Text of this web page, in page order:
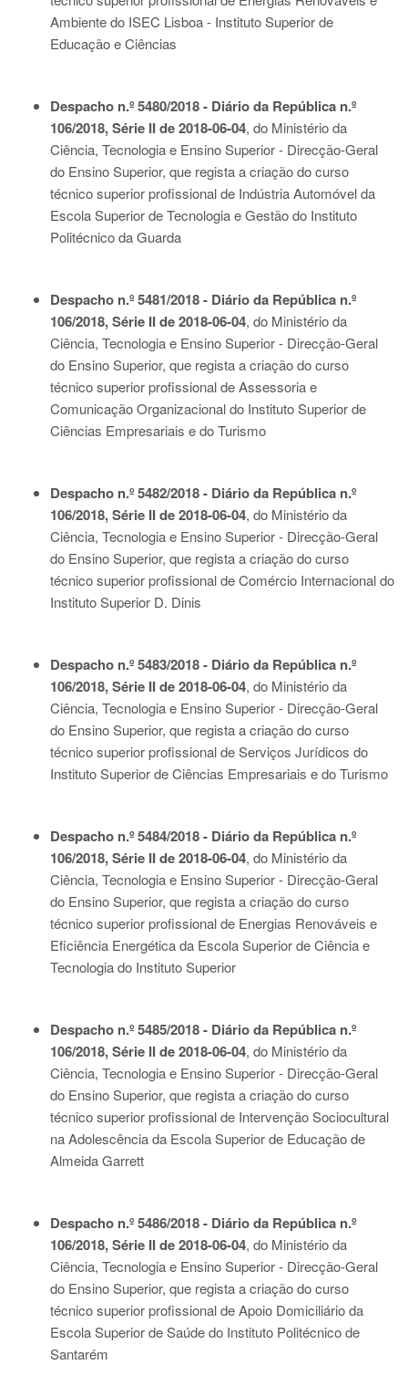
Ambiente do ISEC Lisboa - Instituto Superior de
Educação e Ciências
Despacho n.º 5480/2018 - Diário da República n.º
106/2018, Série II de 2018-06-04, do Ministério da
Ciência, Tecnologia e Ensino Superior - Direcção-Geral
do Ensino Superior, que regista a criação do curso
técnico superior profissional de Indústria Automóvel da
Escola Superior de Tecnologia e Gestão do Instituto
Politécnico da Guarda
Despacho n.º 5481/2018 - Diário da República n.º
106/2018, Série II de 2018-06-04, do Ministério da
Ciência, Tecnologia e Ensino Superior - Direcção-Geral
do Ensino Superior, que regista a criação do curso
técnico superior profissional de Assessoria e
Comunicação Organizacional do Instituto Superior de
Ciências Empresariais e do Turismo
Despacho n.º 5482/2018 - Diário da República n.º
106/2018, Série II de 2018-06-04, do Ministério da
Ciência, Tecnologia e Ensino Superior - Direcção-Geral
do Ensino Superior, que regista a criação do curso
técnico superior profissional de Comércio Internacional do
Instituto Superior D. Dinis
Despacho n.º 5483/2018 - Diário da República n.º
106/2018, Série II de 2018-06-04, do Ministério da
Ciência, Tecnologia e Ensino Superior - Direcção-Geral
do Ensino Superior, que regista a criação do curso
técnico superior profissional de Serviços Jurídicos do
Instituto Superior de Ciências Empresariais e do Turismo
Despacho n.º 5484/2018 - Diário da República n.º
106/2018, Série II de 2018-06-04, do Ministério da
Ciência, Tecnologia e Ensino Superior - Direcção-Geral
do Ensino Superior, que regista a criação do curso
técnico superior profissional de Energias Renováveis e
Eficiência Energética da Escola Superior de Ciência e
Tecnologia do Instituto Superior
Despacho n.º 5485/2018 - Diário da República n.º
106/2018, Série II de 2018-06-04, do Ministério da
Ciência, Tecnologia e Ensino Superior - Direcção-Geral
do Ensino Superior, que regista a criação do curso
técnico superior profissional de Intervenção Sociocultural
na Adolescência da Escola Superior de Educação de
Almeida Garrett
Despacho n.º 5486/2018 - Diário da República n.º
106/2018, Série II de 2018-06-04, do Ministério da
Ciência, Tecnologia e Ensino Superior - Direcção-Geral
do Ensino Superior, que regista a criação do curso
técnico superior profissional de Apoio Domiciliário da
Escola Superior de Saúde do Instituto Politécnico de
Santarém